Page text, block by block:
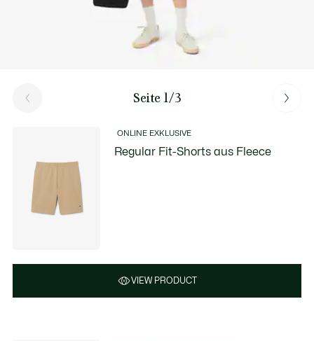
Seite 1/3
ONLINE EXKLUSIVE
Regular Fit-Shorts aus Fleece
VIEW PRODUCT